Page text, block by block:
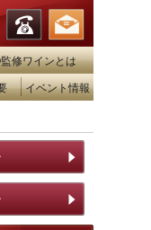
修ワインとは
イベント情報